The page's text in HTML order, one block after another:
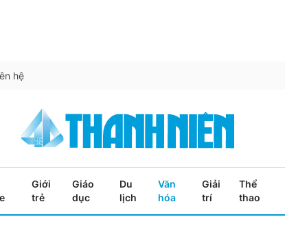
hệ
Giới
trẻ
Giáo
dục
Du
lịch
Văn
hóa
Giải
trí
Thể
thao